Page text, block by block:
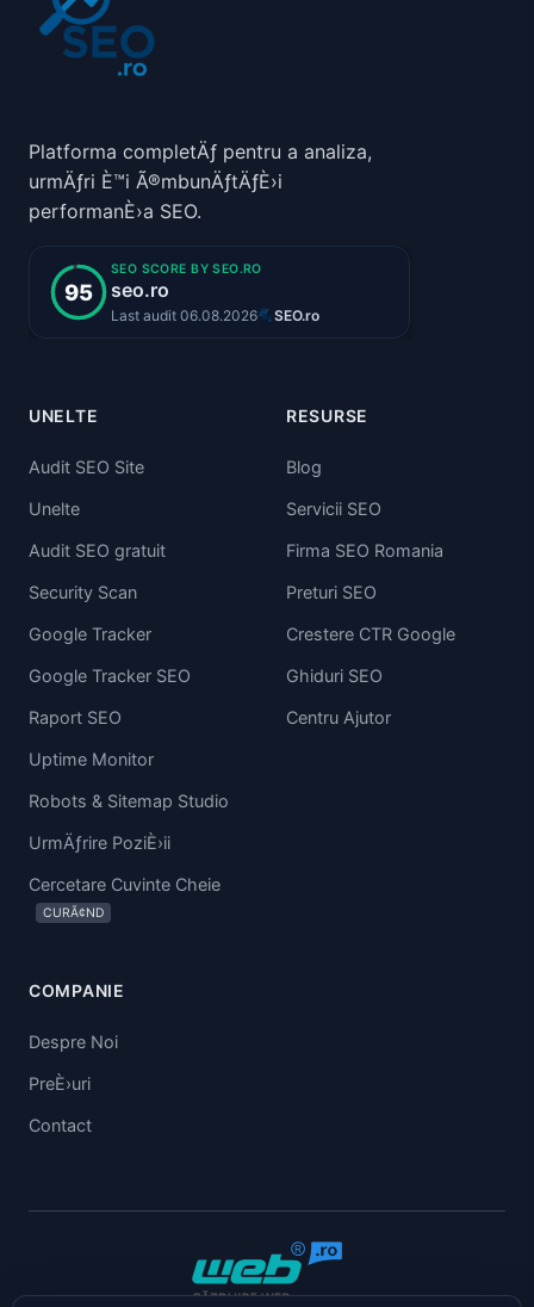
Platforma completÄƒ pentru a analiza,
urmÄƒri È™i Ã®mbunÄƒtÄƒÈ›i
performanÈ›a SEO.
UNELTE
Audit SEO Site
Unelte
Audit SEO gratuit
Security Scan
Google Tracker
Google Tracker SEO
Raport SEO
Uptime Monitor
Robots & Sitemap Studio
UrmÄƒrire PoziÈ›ii
Cercetare Cuvinte Cheie
CURÃ¢ND
RESURSE
Blog
Servicii SEO
Firma SEO Romania
Preturi SEO
Crestere CTR Google
Ghiduri SEO
Centru Ajutor
COMPANIE
Despre Noi
PreÈ›uri
Contact